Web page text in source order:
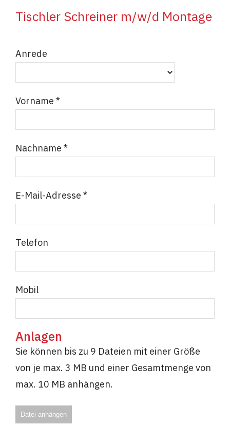
Tischler Schreiner m/w/d Montage
Anrede
Vorname *
Nachname *
E-Mail-Adresse *
Telefon
Mobil
Anlagen
Sie können bis zu 9 Dateien mit einer Größe
von je max. 3 MB und einer Gesamtmenge von
max. 10 MB anhängen.
Datei anhängen